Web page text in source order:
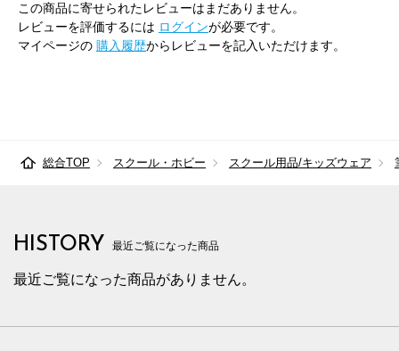
この商品に寄せられたレビューはまだありません。
レビューを評価するには ログインが必要です。
マイページの 購入履歴からレビューを記入いただけます。
総合TOP スクール・ホビー スクール用品/キッズウェア
HISTORY 最近ご覧になった商品
最近ご覧になった商品がありません。